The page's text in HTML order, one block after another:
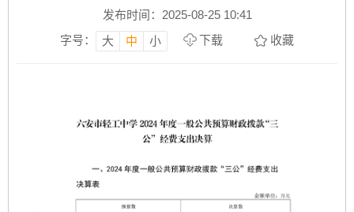
发布时间：2025-08-25 10:41
字号：
大 中 小 下载 收藏